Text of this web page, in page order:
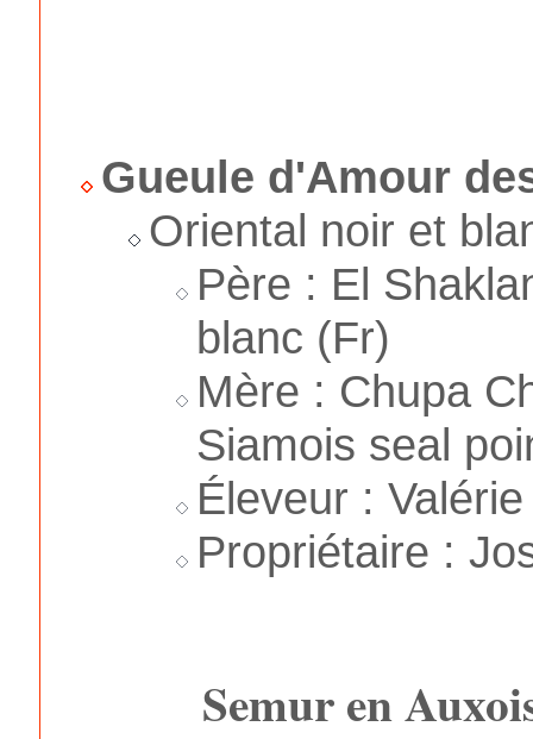
Gueule d'Amour
Oriental noir et
Père : El
blanc (Fr)
Mère : Chupa
Siamois seal
Éleveur :
Propriétaire :
Semur en